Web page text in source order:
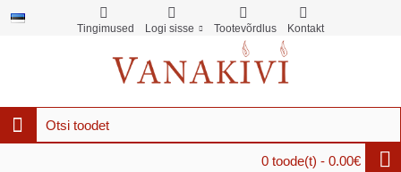
Tingimused Logi sisse Tootevõrdlus Kontakt
0 toode(t) - 0.00€